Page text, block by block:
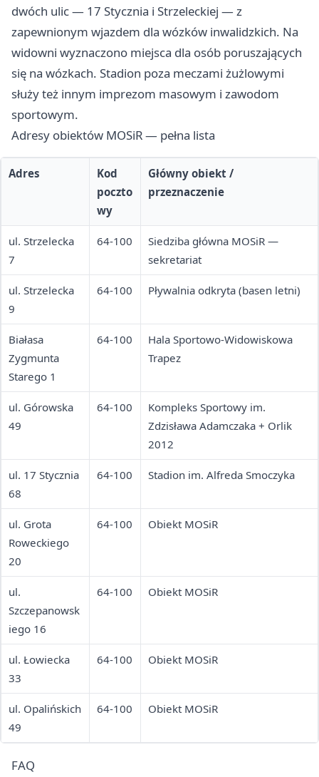
dwóch ulic — 17 Stycznia i Strzeleckiej — z
zapewnionym wjazdem dla wózków inwalidzkich. Na
widowni wyznaczono miejsca dla osób poruszających
się na wózkach. Stadion poza meczami żużlowymi
służy też innym imprezom masowym i zawodom
sportowym.
Adresy obiektów MOSiR — pełna lista
Adres
Kod
poczto
wy
Główny obiekt /
przeznaczenie
ul. Strzelecka
7
64-100
Siedziba główna MOSiR —
sekretariat
ul. Strzelecka
9
64-100 Pływalnia odkryta (basen letni)
Białasa
Zygmunta
Starego 1
64-100
Hala Sportowo-Widowiskowa
Trapez
ul. Górowska
49
64-100
Kompleks Sportowy im.
Zdzisława Adamczaka + Orlik
2012
ul. 17 Stycznia
68
64-100 Stadion im. Alfreda Smoczyka
ul. Grota
Roweckiego
20
64-100 Obiekt MOSiR
ul.
Szczepanowsk
iego 16
64-100 Obiekt MOSiR
ul. Łowiecka
33
64-100 Obiekt MOSiR
ul. Opalińskich
49
64-100 Obiekt MOSiR
FAQ